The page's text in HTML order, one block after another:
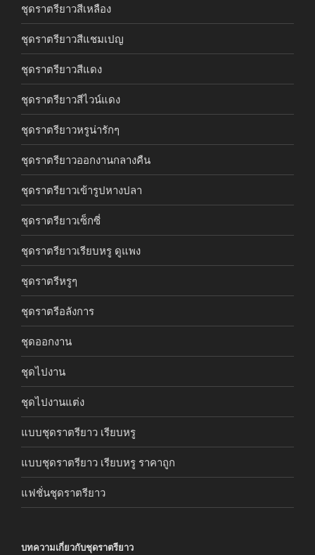
ชุดราตรียาวสีเหลือง
ชุดราตรียาวสีแชมเปญ
ชุดราตรียาวสีแดง
ชุดราตรียาวสีไวน์แดง
ชุดราตรียาวหรูน่ารักๆ
ชุดราตรียาวออกงานกลางคืน
ชุดราตรียาวเข้ารูปหางปลา
ชุดราตรียาวเซ็กซี่
ชุดราตรียาวเรียบหรู ดูแพง
ชุดราตรีหรูๆ
ชุดราตรีอลังการ
ชุดออกงาน
ชุดไปงาน
ชุดไปงานแต่ง
แบบชุดราตรียาว เรียบหรู
แบบชุดราตรียาว เรียบหรู ราคาถูก
แฟชั่นชุดราตรียาว
บทความเกี่ยวกับชุดราตรียาว